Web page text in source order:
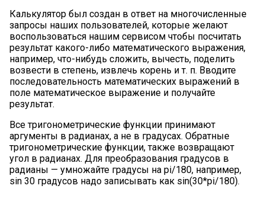
Калькулятор был создан в ответ на многочисленные
запросы наших пользователей, которые желают
воспользоваться нашим сервисом чтобы посчитать
результат какого-либо математического выражения,
например, что-нибудь сложить, вычесть, поделить
возвести в степень, извлечь корень и т. п. Вводите
последовательность математических выражений в
поле математическое выражение и получайте
результат.
Все тригонометрические функции принимают
аргументы в радианах, а не в градусах. Обратные
тригонометрические функции, также возвращают
угол в радианах. Для преобразования градусов в
радианы — умножайте градусы на pi/180, например,
sin 30 градусов надо записывать как sin(30*pi/180).